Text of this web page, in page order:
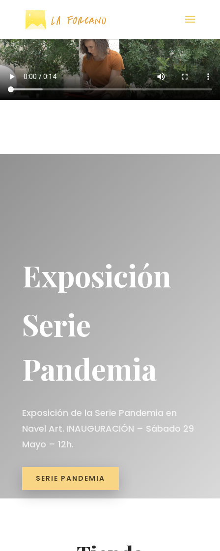
Exposición
Serie
Pandemia
Exposición de la Serie Pandemia en
Navel Art. INAUGURACIÓN – Sábado 29
Mayo – 12h.
SERIE PANDEMIA